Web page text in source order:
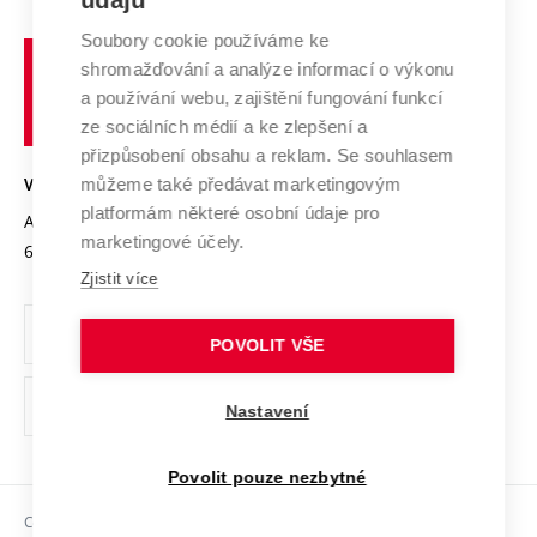
Systém zajišťování kvality výzkumu
Výzkumné infrastruktury
Transfer znalostí
Open Science
Projekty
Projekty ze strukturálních fondů
Specifický výzkum
Spolupráce se školami
Mezinárodní dohody
Univerzitní sítě
Profil univerzity
Udržitelná univerzita
Podnikavá univerzita / ContriBUTe
Bezpečná univerzita
Vyznamenání
Organizační struktura
Ochrana osobních údajů
odkaz)
Sociální bezpečí
učení
technické
Brně
VYSOKÉ UČENÍ TECHNICKÉ V BRNĚ
Antonínská 548/1
602 00 Brno
www.vut.cz
vut@vutbr.cz
Copyright © 2026 VUT
Soubory cookie používáme ke
shromažďování a analýze informací o výkonu
a používání webu, zajištění fungování funkcí
ze sociálních médií a ke zlepšení a
přizpůsobení obsahu a reklam. Se souhlasem
můžeme také předávat marketingovým
platformám některé osobní údaje pro
marketingové účely.
Zjistit více
POVOLIT VŠE
Nastavení
Povolit pouze nezbytné